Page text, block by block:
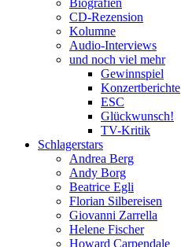
Biografien
CD-Rezension
Kolumne
Audio-Interviews
und noch viel mehr
Gewinnspiel
Konzertberichte
ESC
Glückwunsch!
TV-Kritik
Schlagerstars
Andrea Berg
Andy Borg
Beatrice Egli
Florian Silbereisen
Giovanni Zarrella
Helene Fischer
Howard Carpendale